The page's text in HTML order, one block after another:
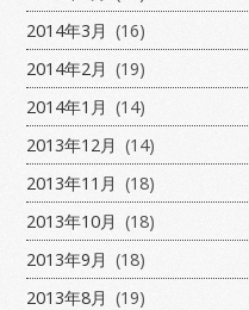
2014年3月 (16)
2014年2月 (19)
2014年1月 (14)
2013年12月 (14)
2013年11月 (18)
2013年10月 (18)
2013年9月 (18)
2013年8月 (19)